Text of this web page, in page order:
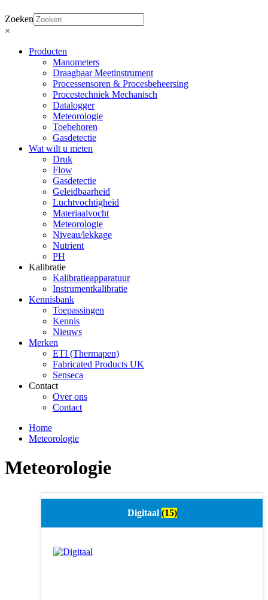
Zoeken
×
Producten
Manometers
Draagbaar Meetinstrument
Processensoren & Procesbeheersing
Procestechniek Mechanisch
Datalogger
Meteorologie
Toebehoren
Gasdetectie
Wat wilt u meten
Druk
Flow
Gasdetectie
Geleidbaarheid
Luchtvochtigheid
Materiaalvocht
Meteorologie
Niveau/lekkage
Nutrient
PH
Kalibratie
Kalibratieapparatuur
Instrumentkalibratie
Kennisbank
Toepassingen
Kennis
Nieuws
Merken
ETI (Thermapen)
Fabricated Products UK
Senseca
Contact
Over ons
Contact
Home
Meteorologie
Meteorologie
Digitaal (15)